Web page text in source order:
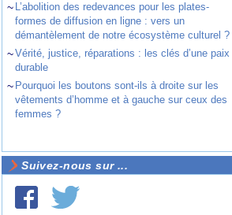
~ L’abolition des redevances pour les plates-
formes de diffusion en ligne : vers un
démantèlement de notre écosystème culturel ?
~Vérité, justice, réparations : les clés d’une paix
durable
~ Pourquoi les boutons sont-ils à droite sur les
vêtements d’homme et à gauche sur ceux des
femmes ?
Suivez-nous sur ...